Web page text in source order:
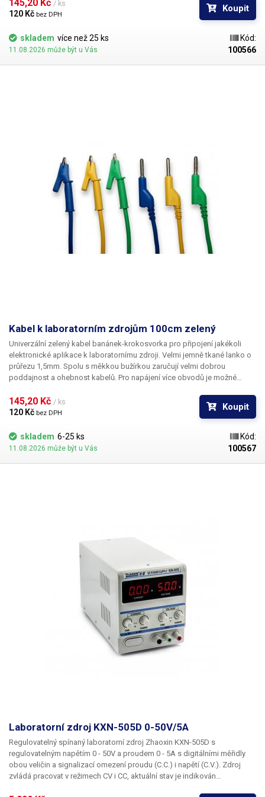
modrá, žlutá, zelená.
145,20 Kč / ks
120 Kč bez DPH
Koupit
skladem více než 25 ks
11.08.2026 může být u Vás
Kód:
100566
Kabel k laboratorním zdrojům 100cm zelený
Univerzální zelený kabel banánek-krokosvorka pro připojení jakékoli
elektronické aplikace k laboratornímu zdroji. Velmi jemně tkané lanko o
průřezu 1,5mm. Spolu s měkkou bužírkou zaručují velmi dobrou
poddajnost a ohebnost kabelů. Pro napájení více obvodů je možné
několika barevných provedeních pro rozlišení polarity: červená, černá,
modrá, žlutá, zelená.
145,20 Kč / ks
120 Kč bez DPH
Koupit
skladem 6-25 ks
11.08.2026 může být u Vás
Kód:
100567
Laboratorní zdroj KXN-505D 0-50V/5A
Regulovatelný spínaný laboratorní zdroj Zhaoxin KXN-505D s
regulovatelným napětím 0 - 50V a proudem 0 - 5A s digitálními měřidly
obou veličin a signalizací omezení proudu (C.C.) i napětí (C.V.). Zdroj
zvládá pracovat v režimech CV i CC, aktuální stav je indikován